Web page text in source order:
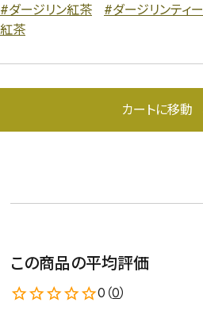
#ダージリン紅茶 #ダージリンティー
紅茶
カートに移動
この商品の平均評価
0（0）